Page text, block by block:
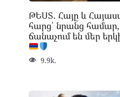
ԹԵՍՏ. Հայը և
հարց՝ նրանց
ճանաչում են մեր
9.9k.